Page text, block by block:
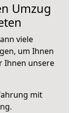
Umzug
viele
um Ihnen
Ihnen unsere
mit
.